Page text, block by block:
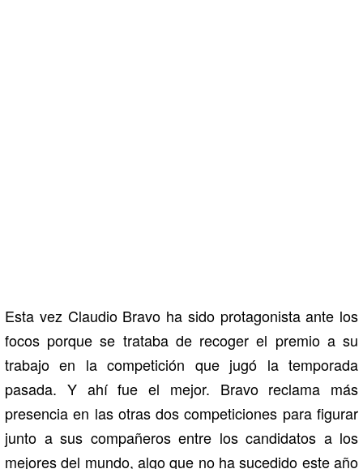
Esta vez Claudio Bravo ha sido protagonista ante los
focos porque se trataba de recoger el premio a su
trabajo en la competición que jugó la temporada
pasada. Y ahí fue el mejor. Bravo reclama más
presencia en las otras dos competiciones para figurar
junto a sus compañeros entre los candidatos a los
mejores del mundo, algo que no ha sucedido este año